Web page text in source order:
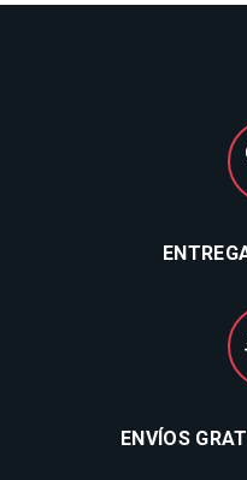
ENVÍOS